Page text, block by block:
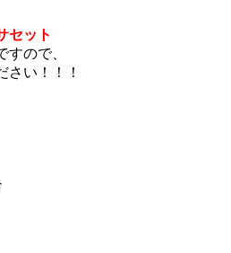
セット
ので、
さい！！！